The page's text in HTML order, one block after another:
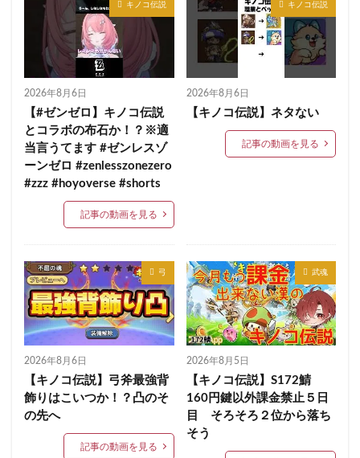
キノコ伝説
2026年8月6日
【#ゼンゼロ】キノコ伝説
とコラボの布石か！？※適
当言うてます #ゼンレスゾ
ーンゼロ #zenlesszonezero
#zzz #hoyoverse #shorts
記事の動画を見る
キノコ伝説
2026年8月6日
【キノコ伝説】ネタない
記事の動画を見る
弓
2026年8月6日
【キノコ伝説】弓斧最強背
飾りはこいつか！？凸のそ
の先へ
記事の動画を見る
武魂
2026年8月5日
【キノコ伝説】S172鯖
160円鍵以外課金禁止５日
目 そろそろ２位から落ち
そう